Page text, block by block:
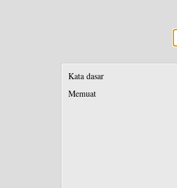
Kata dasar
Memuat